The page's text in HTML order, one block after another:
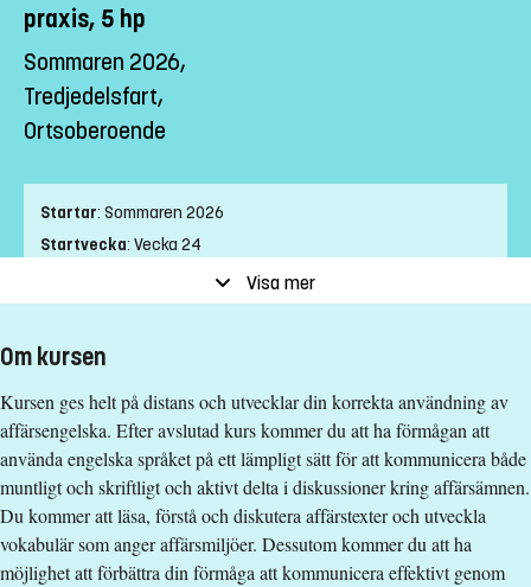
praxis, 5 hp
Sommaren 2026,
Tredjedelsfart,
Ortsoberoende
Startar: Sommaren 2026
Startvecka: Vecka 24
Ort:Ortsoberoende
Studieform:Distans
Undervisningstid:Blandad undervisningstid
Antal obligatoriska tillfällen:0
Undervisningsspråk :Engelska
LIU-32014
Antal platser:
Visa mer
Om kursen
Kursen ges helt på distans och utvecklar din korrekta användning av
affärsengelska. Efter avslutad kurs kommer du att ha förmågan att
använda engelska språket på ett lämpligt sätt för att kommunicera både
muntligt och skriftligt och aktivt delta i diskussioner kring affärsämnen.
Du kommer att läsa, förstå och diskutera affärstexter och utveckla
vokabulär som anger affärsmiljöer. Dessutom kommer du att ha
möjlighet att förbättra din förmåga att kommunicera effektivt genom